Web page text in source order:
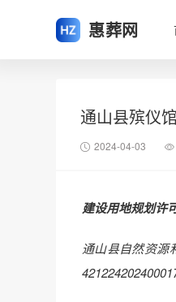
惠葬网
通山县殡仪
2024-04-03
建设用地规划许
通山县自然资源
421224202